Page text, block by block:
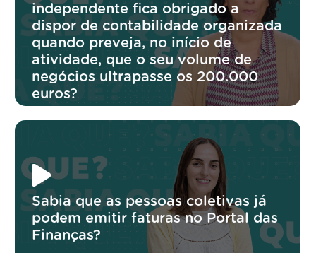
independente fica obrigado a
dispor de contabilidade organizada
quando preveja, no início de
atividade, que o seu volume de
negócios ultrapasse os 200.000
euros?
Sabia que as pessoas coletivas já
podem emitir faturas no Portal das
Finanças?